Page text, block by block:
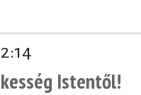
Istentől!